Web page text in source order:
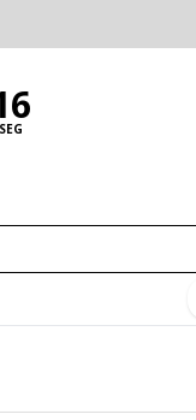
SEG